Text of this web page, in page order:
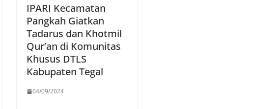
IPARI Kecamatan
Pangkah Giatkan
Tadarus dan Khotmil
Qur’an di Komunitas
Khusus DTLS
Kabupaten Tegal
04/09/2024